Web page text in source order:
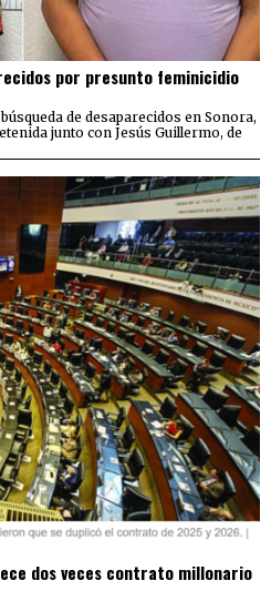
por presunto feminicidio
de desaparecidos en Sonora,
junto con Jesús Guillermo, de
dos veces contrato millonario